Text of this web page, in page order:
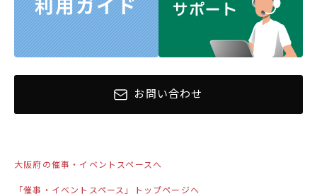
お問い合わせ
大阪府の催事・イベントスペースへ
「催事・イベントスペース」トップページへ